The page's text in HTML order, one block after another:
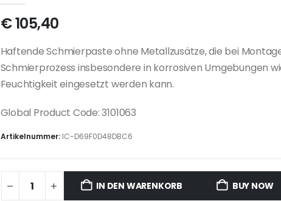
€105,40
Haftende Schmierpaste ohne Metallzusätze, die bei
Schmierprozess insbesondere in korrosiven Umgebungen
Feuchtigkeit eingesetzt werden kann.
Global Product Code: 3101063
Artikelnummer: IC-D69F0D48DBC6
IN DEN WARENKORB BUY NOW